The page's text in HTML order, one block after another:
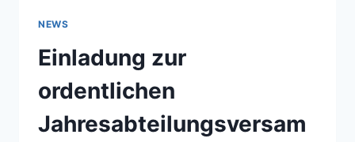
NEWS
Einladung zur
ordentlichen
Jahresabteilungsversam